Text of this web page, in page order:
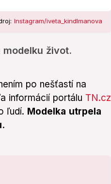
Instagram/iveta_kindlmanova
život.
po nešťastí na
informácií portálu TN.cz
ľudí. Modelka utrpela